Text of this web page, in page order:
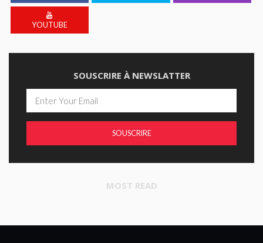
YOUTUBE
SOUSCRIRE À NEWSLATTER
SOUSCRIRE
MOST READ